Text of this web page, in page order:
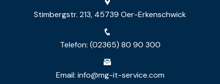
Stimbergstr. 213, 45739 Oer-Erkenschwick
Telefon: (02365) 80 90 300
Email: info@mg-it-service.com